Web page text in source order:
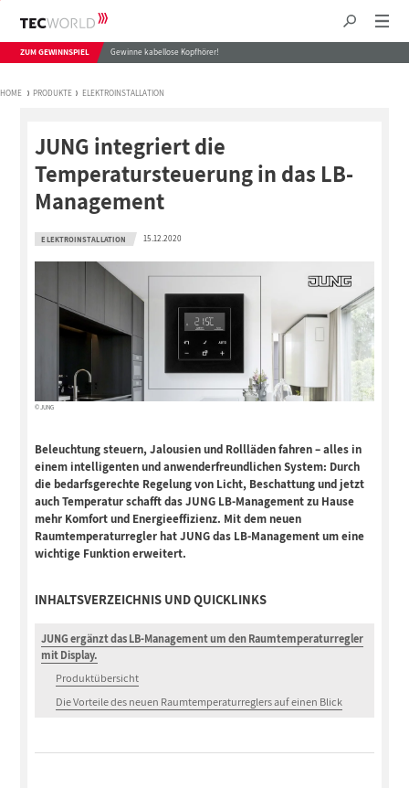
ZUM GEWINNSPIEL Gewinne kabellose Kopfhörer!
HOME PRODUKTE ELEKTROINSTALLATION
JUNG integriert die
Temperatursteuerung in das LB-
Management
ELEKTROINSTALLATION 15.12.2020
© JUNG
Beleuchtung steuern, Jalousien und Rollläden fahren – alles in
einem intelligenten und anwenderfreundlichen System: Durch
die bedarfsgerechte Regelung von Licht, Beschattung und jetzt
auch Temperatur schafft das JUNG LB-Management zu Hause
mehr Komfort und Energieeffizienz. Mit dem neuen
Raumtemperaturregler hat JUNG das LB-Management um eine
wichtige Funktion erweitert.
INHALTSVERZEICHNIS UND QUICKLINKS
JUNG ergänzt das LB-Management um den Raumtemperaturregler
mit Display.
Produktübersicht
Die Vorteile des neuen Raumtemperaturreglers auf einen Blick